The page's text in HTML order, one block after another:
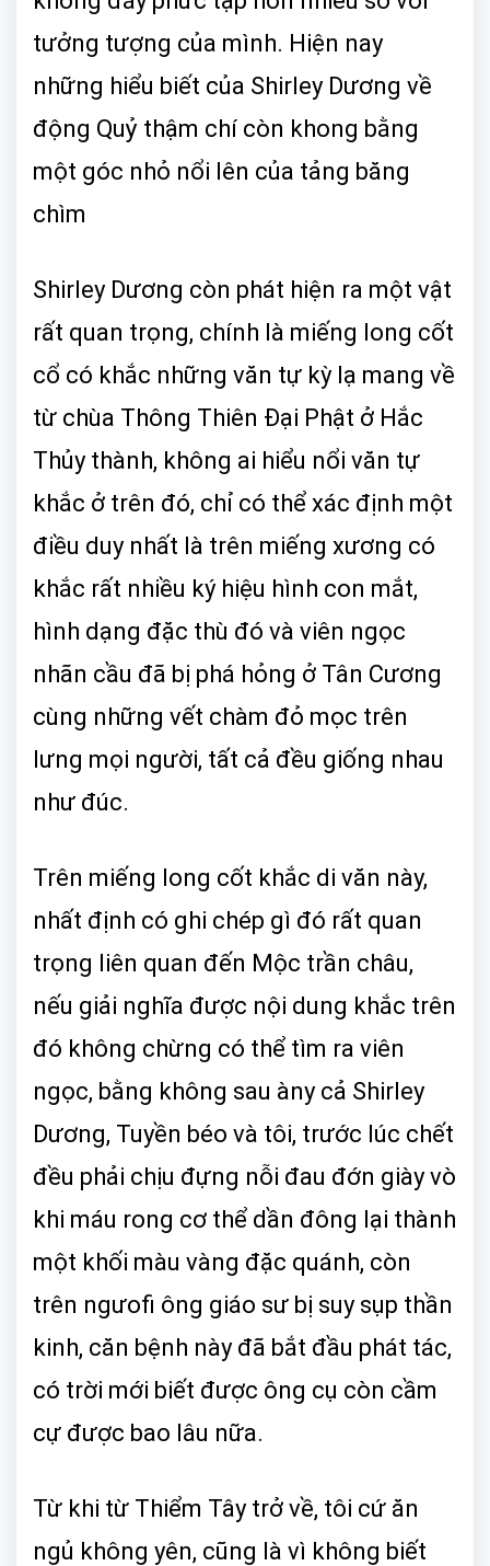
tưởng tượng của mình. Hiện nay
những hiểu biết của Shirley Dương về
động Quỷ thậm chí còn khong bằng
một góc nhỏ nổi lên của tảng băng
chìm
Shirley Dương còn phát hiện ra một vật
rất quan trọng, chính là miếng long cốt
cổ có khắc những văn tự kỳ lạ mang về
từ chùa Thông Thiên Đại Phật ở Hắc
Thủy thành, không ai hiểu nổi văn tự
khắc ở trên đó, chỉ có thể xác định một
điều duy nhất là trên miếng xương có
khắc rất nhiều ký hiệu hình con mắt,
hình dạng đặc thù đó và viên ngọc
nhãn cầu đã bị phá hỏng ở Tân Cương
cùng những vết chàm đỏ mọc trên
lưng mọi người, tất cả đều giống nhau
như đúc.
Trên miếng long cốt khắc di văn này,
nhất định có ghi chép gì đó rất quan
trọng liên quan đến Mộc trần châu,
nếu giải nghĩa được nội dung khắc trên
đó không chừng có thể tìm ra viên
ngọc, bằng không sau àny cả Shirley
Dương, Tuyền béo và tôi, trước lúc chết
đều phải chịu đựng nỗi đau đớn giày vò
khi máu rong cơ thể dần đông lại thành
một khối màu vàng đặc quánh, còn
trên ngưofi ông giáo sư bị suy sụp thần
kinh, căn bệnh này đã bắt đầu phát tác,
có trời mới biết được ông cụ còn cầm
cự được bao lâu nữa.
Từ khi từ Thiểm Tây trở về, tôi cứ ăn
ngủ không yên, cũng là vì không biết